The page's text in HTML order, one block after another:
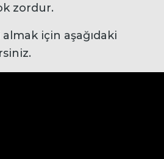
zordur.
için aşağıdaki